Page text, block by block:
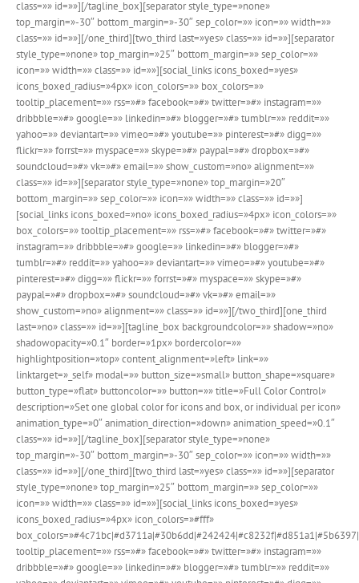
class=»» id=»»][/tagline_box][separator style_type=»none»
top_margin=»-30″ bottom_margin=»-30″ sep_color=»» icon=»» width=»»
class=»» id=»»][/one_third][two_third last=»yes» class=»» id=»»][separator
style_type=»none» top_margin=»25″ bottom_margin=»» sep_color=»»
icon=»» width=»» class=»» id=»»][social_links icons_boxed=»yes»
icons_boxed_radius=»4px» icon_colors=»» box_colors=»»
tooltip_placement=»» rss=»#» facebook=»#» twitter=»#» instagram=»»
dribbble=»#» google=»» linkedin=»#» blogger=»#» tumblr=»» reddit=»»
yahoo=»» deviantart=»» vimeo=»#» youtube=»» pinterest=»#» digg=»»
flickr=»» forrst=»» myspace=»» skype=»#» paypal=»#» dropbox=»#»
soundcloud=»#» vk=»#» email=»» show_custom=»no» alignment=»»
class=»» id=»»][separator style_type=»none» top_margin=»20″
bottom_margin=»» sep_color=»» icon=»» width=»» class=»» id=»»]
[social_links icons_boxed=»no» icons_boxed_radius=»4px» icon_colors=»»
box_colors=»» tooltip_placement=»» rss=»#» facebook=»#» twitter=»#»
instagram=»» dribbble=»#» google=»» linkedin=»#» blogger=»#»
tumblr=»#» reddit=»» yahoo=»» deviantart=»» vimeo=»#» youtube=»#»
pinterest=»#» digg=»» flickr=»» forrst=»#» myspace=»» skype=»#»
paypal=»#» dropbox=»#» soundcloud=»#» vk=»#» email=»»
show_custom=»no» alignment=»» class=»» id=»»][/two_third][one_third
last=»no» class=»» id=»»][tagline_box backgroundcolor=»» shadow=»no»
shadowopacity=»0.1″ border=»1px» bordercolor=»»
highlightposition=»top» content_alignment=»left» link=»»
linktarget=»_self» modal=»» button_size=»small» button_shape=»square»
button_type=»flat» buttoncolor=»» button=»» title=»Full Color Control»
description=»Set one global color for icons and box, or individual per icon»
animation_type=»0″ animation_direction=»down» animation_speed=»0.1″
class=»» id=»»][/tagline_box][separator style_type=»none»
top_margin=»-30″ bottom_margin=»-30″ sep_color=»» icon=»» width=»»
class=»» id=»»][/one_third][two_third last=»yes» class=»» id=»»][separator
style_type=»none» top_margin=»25″ bottom_margin=»» sep_color=»»
icon=»» width=»» class=»» id=»»][social_links icons_boxed=»yes»
icons_boxed_radius=»4px» icon_colors=»#fff»
tooltip_placement=»» rss=»#» facebook=»#» twitter=»#» instagram=»»
dribbble=»#» google=»» linkedin=»#» blogger=»#» tumblr=»» reddit=»»